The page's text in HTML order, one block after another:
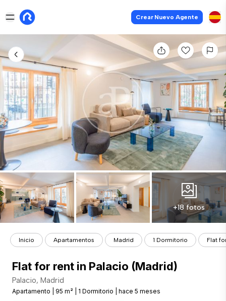
Crear Nuevo Agente
+18 fotos
Inicio Apartamentos Madrid 1 Dormitorio Flat
Flat for rent in Palacio (Madrid)
Palacio, Madrid
Apartamento 95 m² 1 Dormitorio hace 5 meses